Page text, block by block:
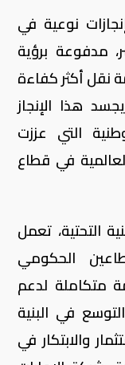
نوعية في
مدفوعة برؤية
أكثر كفاءة
هذا الإنجاز
التي عززت
في قطاع
التحتية، تعمل
الحكومي
متكاملة لدعم
في البنية
والابتكار في